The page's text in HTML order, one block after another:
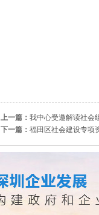
上一篇： 我中心受邀解读社会
下一篇： 福田区社会建设专项